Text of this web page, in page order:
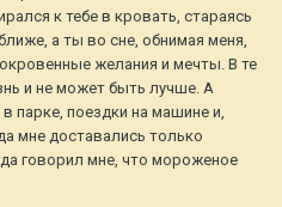
к тебе в кровать, стараясь
а ты во сне, обнимая меня,
желания и мечты. В те
и не может быть лучше. А
парке, поездки на машине и,
мне доставались только
говорил мне, что мороженое